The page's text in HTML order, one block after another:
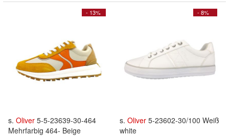
- 13%
s. Oliver 5-5-23639-30-464
Mehrfarbig 464- Beige
- 8%
s. Oliver 5-23602-30/100 Weiß
white